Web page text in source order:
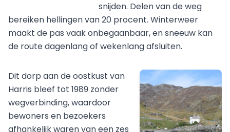
snijden. Delen van de weg
bereiken hellingen van 20 procent. Winterweer
maakt de pas vaak onbegaanbaar, en sneeuw kan
de route dagenlang of wekenlang afsluiten.
Dit dorp aan de oostkust van
Harris bleef tot 1989 zonder
wegverbinding, waardoor
bewoners en bezoekers
afhankelijk waren van een zes